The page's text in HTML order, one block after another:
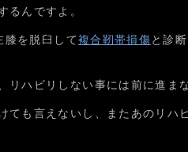
るんですよ。
を脱臼して 複合靭帯損傷 と診
リハビリしない事には前に進ま
ても言えないし、またあのリ